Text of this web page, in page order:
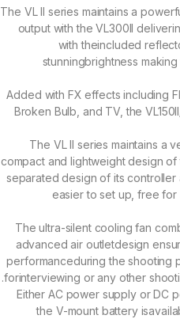
【Powerful Output】 The VL ll series maintains a
output with the VL300ll
with theincluded
stunningbrightness
【Built-in FX Effects】 Added with FX effects
Broken Bulb, and TV, the
【Compact and Light weight】 The VL ll series maintains
compact and lightweight design
separated design of its
easier to set up, free for
【Cool and Silent】 The ultra-silent cooling
advanced air outletdesign
performanceduring the shooting
forinterviewing or any other
【Powering Anywhere】 Either AC power supply
the V-mount battery